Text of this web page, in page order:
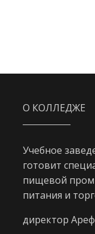
О КОЛЛЕДЖЕ
Учебное
готовит
пищевой
питания и
директор